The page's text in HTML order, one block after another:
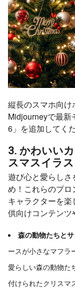
縦長のスマホ向け
Midjourneyで最新
6」を追加してくだ
3. かわいい
スマスイラス
遊び心と愛らし
め！これらのプ
キャラクターを
供向けコンテンツ
森の動物たちとサ
ースが小さなマフラ
愛らしい森の動物た
付けられたクリスマ